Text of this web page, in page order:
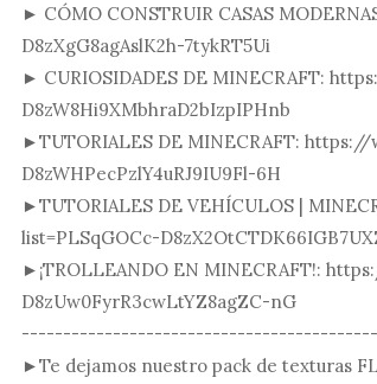
► CÓMO CONSTRUIR CASAS
D8zXgG8agAslK2h-7tykRT5Ui
► CURIOSIDADES DE MINECRAFT:
D8zW8Hi9XMbhraD2bIzpIPHnb
►TUTORIALES DE MINECRAFT:
D8zWHPecPzlY4uRJ9IU9Fl-6H
►TUTORIALES DE VEHÍCULOS |
list=PLSqGOCc-
►¡TROLLEANDO EN MINECRAFT!:
D8zUw0FyrR3cwLtYZ8agZC-nG
►Te dejamos nuestro pack de texturas